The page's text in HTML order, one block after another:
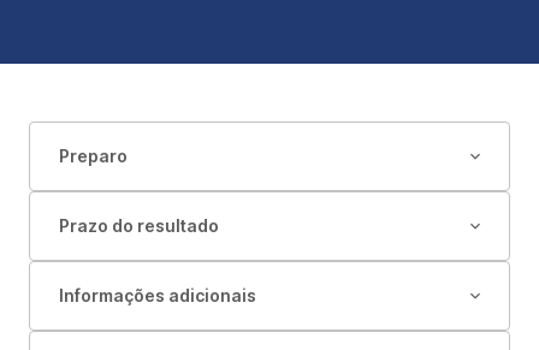
Preparo
Prazo do resultado
Informações adicionais